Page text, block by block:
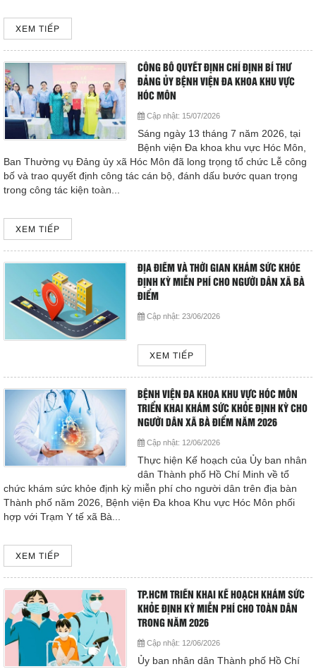
XEM TIẾP
CÔNG BỐ QUYẾT ĐỊNH CHỈ ĐỊNH BÍ THƯ
ĐẢNG ỦY BỆNH VIỆN ĐA KHOA KHU VỰC
HÓC MÔN
Cập nhật: 15/07/2026
Sáng ngày 13 tháng 7 năm 2026, tại
Bệnh viện Đa khoa khu vực Hóc Môn,
Ban Thường vụ Đảng ủy xã Hóc Môn đã long trọng tổ chức Lễ công
bố và trao quyết định công tác cán bộ, đánh dấu bước quan trọng
trong công tác kiện toàn...
XEM TIẾP
ĐỊA ĐIỂM VÀ THỜI GIAN KHÁM SỨC KHỎE
ĐỊNH KỲ MIỄN PHÍ CHO NGƯỜI DÂN XÃ BÀ
ĐIỂM
Cập nhật: 23/06/2026
XEM TIẾP
BỆNH VIỆN ĐA KHOA KHU VỰC HÓC MÔN
TRIỂN KHAI KHÁM SỨC KHỎE ĐỊNH KỲ CHO
NGƯỜI DÂN XÃ BÀ ĐIỂM NĂM 2026
Cập nhật: 12/06/2026
Thực hiện Kế hoạch của Ủy ban nhân
dân Thành phố Hồ Chí Minh về tổ
chức khám sức khỏe định kỳ miễn phí cho người dân trên địa bàn
Thành phố năm 2026, Bệnh viện Đa khoa Khu vực Hóc Môn phối
hợp với Trạm Y tế xã Bà...
XEM TIẾP
TP.HCM TRIỂN KHAI KẾ HOẠCH KHÁM SỨC
KHỎE ĐỊNH KỲ MIỄN PHÍ CHO TOÀN DÂN
TRONG NĂM 2026
Cập nhật: 12/06/2026
Ủy ban nhân dân Thành phố Hồ Chí